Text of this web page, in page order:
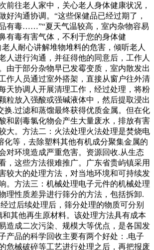
前往老人家中，关心老人身体健康状况，
好沟通协调。“这些保健品已经过期了，
有毒……”“夏天气温较高，室内杂物容易
有毒有害气体，不利于您的身体健
人耐心讲解堆物堆料的危害，倾听老人
进行沟通，并征得他的同意后，工作人
由于部分杂物早已发霉变质，室内散发出
作人员通过室外搭架，直接从窗户往外清
协调人开展清理工作，经过处理，将粉
粒放入强酸或强碱液体中，然后提取浸出
换.过滤和蒸馏最终获得优质金属。但在化
和剧毒氯化物会产生大量废水，排放有害
大。方法二：火法处理火法处理是焚烧电
化等，去除塑料其他有机成分聚集金属的
对环境造成严重危害。资源回收.从生态
，这些方法很难推广。广东省贵屿镇采用
较大的处理方法，对当地环境和可持续发
。方法三：机械处理电子元件的机械处理
理性质差异进行筛分的方法，包括拆卸.
过后续处理后，筛分处理的物质可分别
其他再生原材料。该处理方法具有成本
造成二次污染、规模大等优点，是各国发
产品的科学回收主要有两个好处：.电子
危械破碎等工艺进行处理之后，再把报废